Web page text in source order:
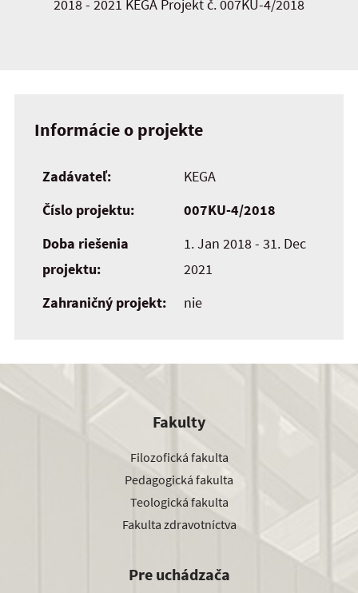
2018 - 2021 KEGA Projekt č. 007KU-4/2018
Informácie o projekte
Zadávateľ:
KEGA
Číslo projektu:
007KU-4/2018
Doba riešenia
projektu:
1. Jan 2018 - 31. Dec
2021
Zahraničný projekt:
nie
Fakulty
Filozofická fakulta
Pedagogická fakulta
Teologická fakulta
Fakulta zdravotníctva
Pre uchádzača